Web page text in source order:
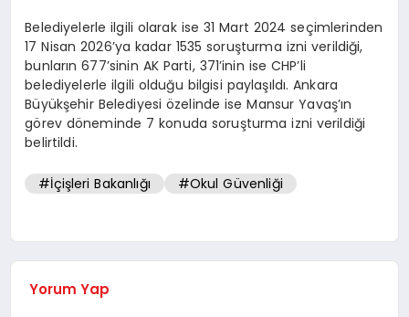
Belediyelerle ilgili olarak ise 31 Mart 2024 seçimlerinden
17 Nisan 2026’ya kadar 1535 soruşturma izni verildiği,
bunların 677’sinin AK Parti, 371’inin ise CHP’li
belediyelerle ilgili olduğu bilgisi paylaşıldı. Ankara
Büyükşehir Belediyesi özelinde ise Mansur Yavaş’ın
görev döneminde 7 konuda soruşturma izni verildiği
belirtildi.
#İçişleri Bakanlığı #Okul Güvenliği
Yorum Yap